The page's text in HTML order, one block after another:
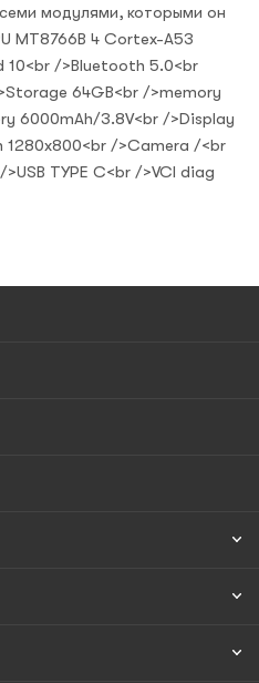
модулями, которыми он
MT8766B 4 Cortex-A53
10<br />Bluetooth 5.0<br
64GB<br />memory
6000mAh/3.8V<br />Display
1280x800<br />Camera /<br
TYPE C<br />VCI diag